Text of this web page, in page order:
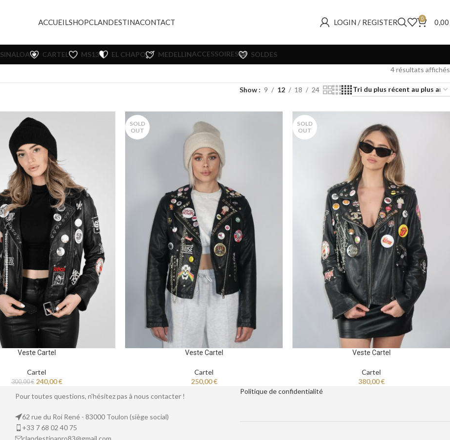
ACCUEILSHOPCLANDESTINACONTACT LOGIN / REGISTER 0 0,00
SINALOA CARTEL MS13 EL CHAPO MEDELLINACCESSOIRES
SOLDES
4 résultats affichés
Show 9 12 18 24
Veste Cartel
Cartel
300,00€ 240,00€
SOLD
OUT
Veste Cartel
Cartel
250,00€
SOLD
OUT
Veste Cartel
Cartel
380,00€
Pour toutes questions, n'hésitez pas à nous contacter !
62 rue du Roi René - 83000 Toulon (siège social)
+33 7 68 02 40 75
clandestinapro83@gmail.com
Politique deconfidentialité